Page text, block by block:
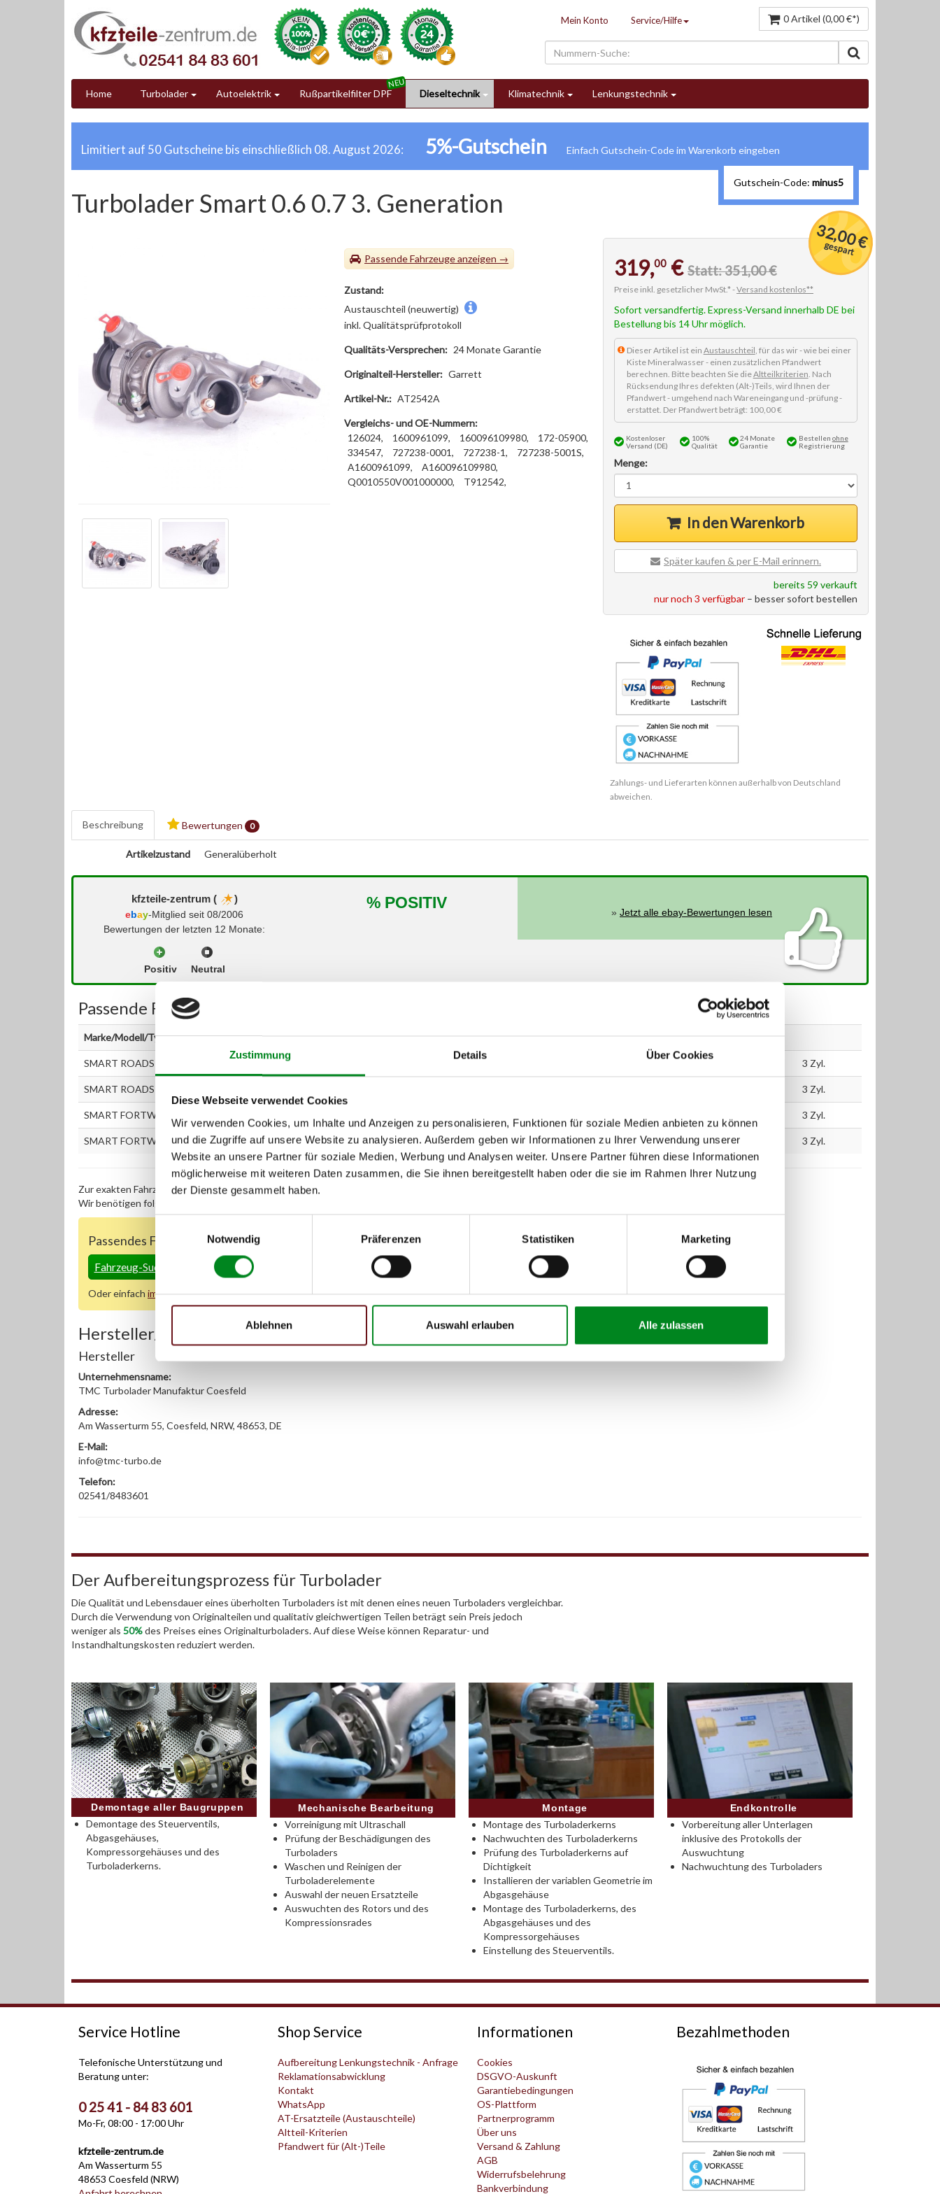
Zustimmung Details Über Cookies
Diese Webseite verwendet Cookies
Wir verwenden Cookies, um Inhalte und Anzeigen zu personalisieren, Funktionen für soziale Medien anbieten zu können
und die Zugriffe auf unsere Website zu analysieren. Außerdem geben wir Informationen zu Ihrer Verwendung unserer
Website an unsere Partner für soziale Medien, Werbung und Analysen weiter. Unsere Partner führen diese Informationen
möglicherweise mit weiteren Daten zusammen, die Sie ihnen bereitgestellt haben oder die sie im Rahmen Ihrer Nutzung
der Dienste gesammelt haben.
Notwendig
Präferenzen Statistiken Marketing
Ablehnen Auswahl erlauben Alle zulassen
Mein Konto Service/Hilfe 0 Artikel (0,00 €*)
Home Turbolader Autoelektrik Rußpartikelfilter DPF Dieseltechnik Klimatechnik Lenkungstechnik
Limitiert auf 50 Gutscheine bis einschließlich 08. August 2026: 5%-Gutschein
Gutschein-Code: minus5
Turbolader Smart 0.6 0.7 3. Generation
Passende Fahrzeuge
Zustand:
Austauschteil (neuwertig)
inkl. Qualitätsprüfprotokoll
Qualitäts-Versprechen: 24 Monate Garantie
Originalteil-Hersteller: Garrett
Artikel-Nr.: AT2542A
Vergleichs- und OE-Nummern:
126024,
1600961099, 160096109980,
172-05900,
334547,
727238-0001, 727238-1,
727238-5001S,
A1600961099,
A160096109980,
Q0010550V001000000,
T912542,
32,00 €
gespart
319,00 € Statt: 351,00 €
Preise inkl. gesetzlicher MwSt.* -Versand kostenlos**
Sofort versandfertig. Express-Versand innerhalb DE bei
Bestellung bis 14 Uhr möglich.
Dieser Artikel ist ein Austauschteil, für das wir - wie bei einer
Kiste Mineralwasser - einen zusätzlichen Pfandwert
berechnen. Bitte beachten Sie dieAltteilkriterien. Nach
Rücksendung Ihres defekten (Alt-)Teils, wird Ihnen der
Pfandwert - umgehend nach Wareneingang und -prüfung -
erstattet. Der Pfandwert beträgt: 100,00 €
Kostenloser
Versand (DE)
100%
Qualität
24 Monate
Garantie
Bestellen ohne
Registrierung
Menge:
In den Warenkorb
Später kaufen & per E-Mail erinnern.
bereits 59 verkauft
nur noch 3 verfügbar – besser sofort bestellen
Zahlungs- und Lieferarten können außerhalb von Deutschland
abweichen.
Beschreibung Bewertungen 0
Artikelzustand Generalüberholt
kfzteile-zentrum ( )
ebay-Mitglied seit 08/2006
Bewertungen der letzten 12 Monate:
Positiv Neutral
% POSITIV
»Jetzt alle ebay-Bewertungen lesen
Passende Fahrzeuge:
Marke/Modell/Typ von bis kW PS ccm
SMART ROADSTER (452) 0.7 (452.434) 04.2003 60 82 3 Zyl.
SMART ROADSTER Coupe (452) 0.7 (452.334) 3 Zyl.
SMART FORTWO Coupe (450) 0.7 (450.314) 3 Zyl.
SMART FORTWO Cabrio (450) 0.7 (450.452) 01.2004 01.2007 55 75 3 Zyl.
Zur exakten Fahrzeug-Identifizierung können Sie auch unseren Support kontaktieren (
Wir benötigen folgende Fahrzeugdaten:
Passendes Fahrzeug nicht dabei?
Fahrzeug-Suche für AT-Turbolader
Oder einfach im Chatnachfragen.
Hersteller/EU Verantwortliche Person
Hersteller
Unternehmensname:
TMC Turbolader Manufaktur Coesfeld
Adresse:
Am Wasserturm 55, Coesfeld, NRW, 48653, DE
E-Mail:
info@tmc-turbo.de
Telefon:
02541/8483601
Der Aufbereitungsprozess für Turbolader
Die Qualität und Lebensdauer eines überholten Turboladers ist mit denen eines neuen Turboladers vergleichbar.
Durch die Verwendung von Originalteilen und qualitativ gleichwertigen Teilen beträgt sein Preis jedoch
weniger als 50%des Preises eines Originalturboladers. Auf diese Weise können Reparatur- und
Instandhaltungskosten reduziert werden.
Demontage aller Baugruppen
Demontage des Steuerventils,
Abgasgehäuses,
Kompressorgehäuses und des
Turboladerkerns.
Mechanische Bearbeitung
Vorreinigung mit Ultraschall
Prüfung der Beschädigungen des
Turboladers
Waschen und Reinigen der
Turboladerelemente
Auswahl der neuen Ersatzteile
Auswuchten des Rotors und des
Kompressionsrades
Montage
Montage des Turboladerkerns
Nachwuchten des Turboladerkerns
Prüfung des Turboladerkerns auf
Dichtigkeit
Installieren der variablen Geometrie im
Abgasgehäuse
Montage des Turboladerkerns, des
Abgasgehäuses und des
Kompressorgehäuses
Einstellung des Steuerventils.
Endkontrolle
Vorbereitung aller Unterlagen
inklusive des Protokolls der
Auswuchtung
Nachwuchtung des Turboladers
Service Hotline
Telefonische Unterstützung und
Beratung unter:
0 25 41 - 84 83 601
Mo-Fr, 08:00 - 17:00 Uhr
kfzteile-zentrum.de
Am Wasserturm 55
48653 Coesfeld (NRW)
Shop Service
Aufbereitung Lenkungstechnik - Anfrage
Reklamationsabwicklung
Kontakt
WhatsApp
AT-Ersatzteile (Austauschteile)
Altteil-Kriterien
Pfandwert für (Alt-)Teile
Informationen
Cookies
DSGVO-Auskunft
Garantiebedingungen
OS-Plattform
Partnerprogramm
Über uns
Versand & Zahlung
AGB
Widerrufsbelehrung
Bankverbindung
Bezahlmethoden